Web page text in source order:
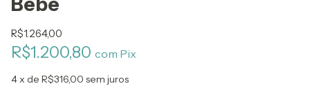
R$1.264,00
R$1.200,80 com Pix
4x de R$316,00 sem juros